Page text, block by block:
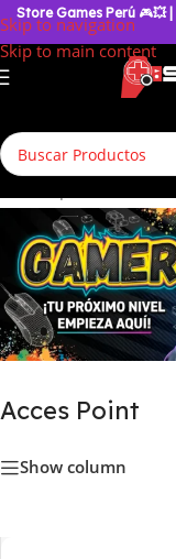
Skip to navigation
Skip to main content
Store Games Perú 🎮💥
Acces Point
Show column